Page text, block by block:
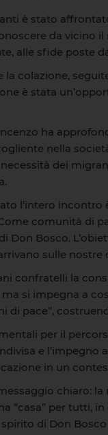
è stato
da
alle sfide poste
la colazione,
è stata
ha
nella
dei
l’intero
comunità di
Don Bosco.
sulle nostre
confratelli la
si impegna a
di pace”,
per il
e
in un
chiaro:
“casa” per tutti,
di Don